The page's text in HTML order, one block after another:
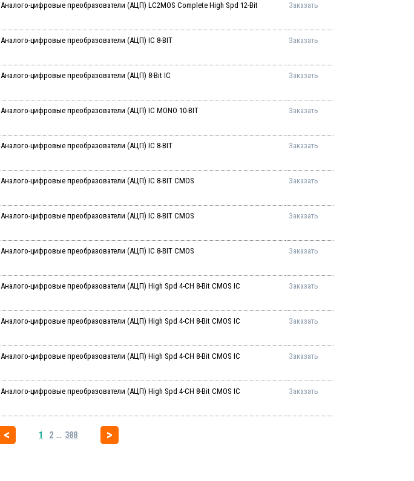
Аналого-цифровые преобразователи (АЦП) LC2MOS Complete High Spd 12-Bit Заказать
Аналого-цифровые преобразователи (АЦП) IC 8-BIT Заказать
Аналого-цифровые преобразователи (АЦП) 8-Bit IC Заказать
Аналого-цифровые преобразователи (АЦП) IC MONO 10-BIT Заказать
Аналого-цифровые преобразователи (АЦП) IC 8-BIT Заказать
Аналого-цифровые преобразователи (АЦП) IC 8-BIT CMOS Заказать
Аналого-цифровые преобразователи (АЦП) IC 8-BIT CMOS Заказать
Аналого-цифровые преобразователи (АЦП) IC 8-BIT CMOS Заказать
Аналого-цифровые преобразователи (АЦП) High Spd 4-CH 8-Bit CMOS IC Заказать
Аналого-цифровые преобразователи (АЦП) High Spd 4-CH 8-Bit CMOS IC Заказать
Аналого-цифровые преобразователи (АЦП) High Spd 4-CH 8-Bit CMOS IC Заказать
Аналого-цифровые преобразователи (АЦП) High Spd 4-CH 8-Bit CMOS IC Заказать
1 2 ... 388